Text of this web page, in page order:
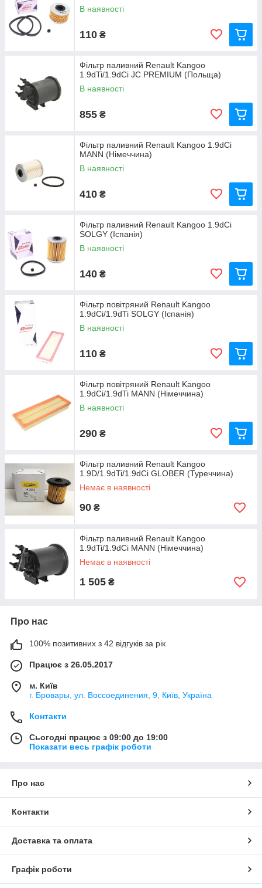
В наявності
110 ₴
Фільтр паливний Renault Kangoo
1.9dTi/1.9dCi JC PREMIUM (Польща)
В наявності
855 ₴
Фільтр паливний Renault Kangoo 1.9dCi
MANN (Німеччина)
В наявності
410 ₴
Фільтр паливний Renault Kangoo 1.9dCi
SOLGY (Іспанія)
В наявності
140 ₴
Фільтр повітряний Renault Kangoo
1.9dCi/1.9dTi SOLGY (Іспанія)
В наявності
110 ₴
Фільтр повітряний Renault Kangoo
1.9dCi/1.9dTi MANN (Німеччина)
В наявності
290 ₴
Фільтр паливний Renault Kangoo
1.9D/1.9dTi/1.9dCi GLOBER (Туреччина)
Немає в наявності
90 ₴
Фільтр паливний Renault Kangoo
1.9dTi/1.9dCi MANN (Німеччина)
Немає в наявності
1 505 ₴
Про нас
100% позитивних з 42 відгуків за рік
Працює з 26.05.2017
м. Київ
г. Бровары, ул. Воссоединения, 9, Київ, Україна
Контакти
Сьогодні працює з 09:00 до 19:00
Показати весь графік роботи
Про нас
Контакти
Доставка та оплата
Графік роботи